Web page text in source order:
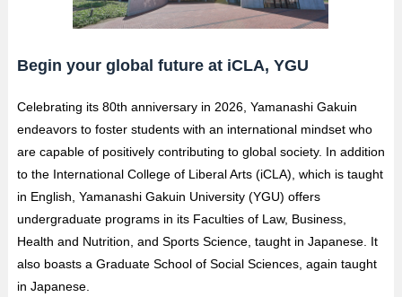
Begin your global future at iCLA, YGU
Celebrating its 80th anniversary in 2026, Yamanashi Gakuin
endeavors to foster students with an international mindset who
are capable of positively contributing to global society. In addition
to the International College of Liberal Arts (iCLA), which is taught
in English, Yamanashi Gakuin University (YGU) offers
undergraduate programs in its Faculties of Law, Business,
Health and Nutrition, and Sports Science, taught in Japanese. It
also boasts a Graduate School of Social Sciences, again taught
in Japanese.